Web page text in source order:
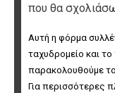
που θα
Αυτή η φόρμα
ταχυδρομείο και
παρακολουθούμε τα
Για περισσότερες